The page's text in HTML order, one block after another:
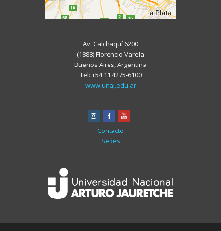
Av. Calchaquí 6200
(1888) Florencio Varela
Buenos Aires, Argentina
Tel: +54 11 4275-6100
www.unaj.edu.ar
instagram
facebookyoutube
Contacto
Sedes